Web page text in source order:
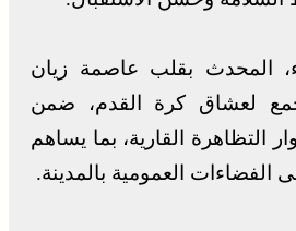
المحدث بقلب عاصمة زيان
لعشاق كرة القدم، ضمن
التظاهرة القارية، بما يساهم
العمومية بالمدينة.